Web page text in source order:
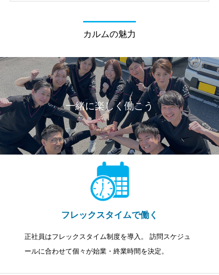
カルムの魅力
一緒に楽しく働こう
フレックスタイムで働く
正社員はフレックスタイム制度を導入。 訪問スケジュ
ールに合わせて個々が始業・終業時間を決定。